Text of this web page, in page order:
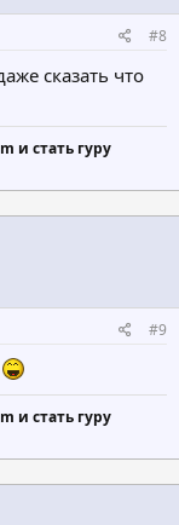
#8
сказать что
и стать гуру
#9
и стать гуру